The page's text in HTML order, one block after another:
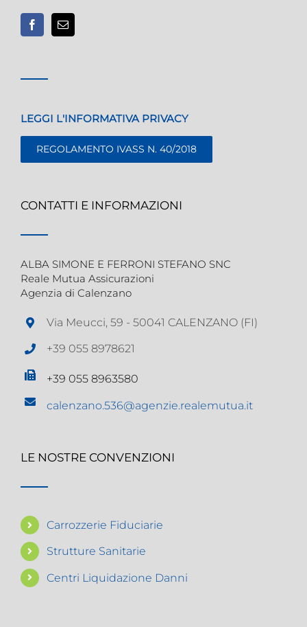
LEGGI L'INFORMATIVA PRIVACY
REGOLAMENTO IVASS N. 40/2018
CONTATTI E INFORMAZIONI
ALBA SIMONE E FERRONI STEFANO SNC
Reale Mutua Assicurazioni
Agenzia di Calenzano
Via Meucci, 59 - 50041 CALENZANO (FI)
+39 055 8978621
+39 055 8963580
calenzano.536@agenzie.realemutua.it
LE NOSTRE CONVENZIONI
Carrozzerie Fiduciarie
Strutture Sanitarie
Centri Liquidazione Danni